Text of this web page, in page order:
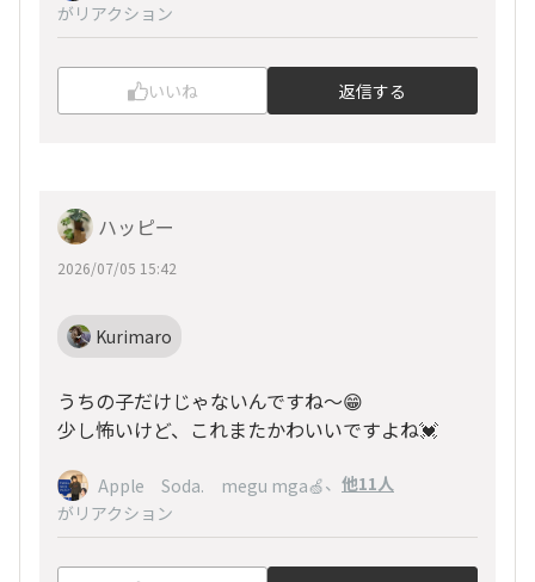
がリアクション
いいね 返信する
ハッピー
2026/07/05 15:42
Kurimaro
うちの子だけじゃないんですね〜😁
少し怖いけど、これまたかわいいですよね💓
Apple Soda. megu mga🍏、 他11人
がリアクション